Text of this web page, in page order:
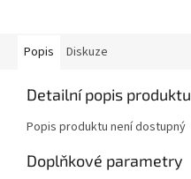
Popis Diskuze
Detailní popis produktu
Popis produktu není dostupný
Doplňkové parametry